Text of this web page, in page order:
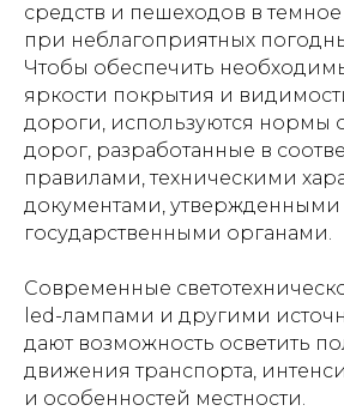
средств и пешеходов в
при неблагоприятных
Чтобы обеспечить
яркости покрытия и
дороги, используются нормы
дорог, разработанные в
правилами, техническими
документами, утвержденными
государственными органами.
Современные
led-лампами и другими
дают возможность осветить
движения транспорта,
и особенностей местности.